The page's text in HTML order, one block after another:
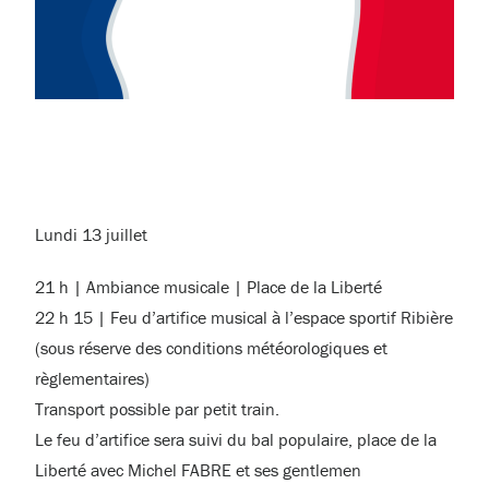
Lundi 13 juillet
21 h | Ambiance musicale | Place de la Liberté
22 h 15 | Feu d’artifice musical à l’espace sportif Ribière
(sous réserve des conditions météorologiques et
règlementaires)
Transport possible par petit train.
Le feu d’artifice sera suivi du bal populaire, place de la
Liberté avec Michel FABRE et ses gentlemen